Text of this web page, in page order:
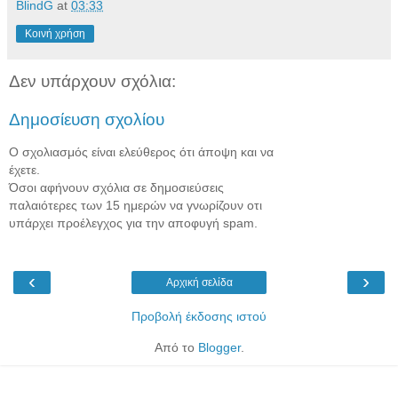
BlindG at 03:33
Κοινή χρήση
Δεν υπάρχουν σχόλια:
Δημοσίευση σχολίου
Ο σχολιασμός είναι ελεύθερος ότι άποψη και να
έχετε.
Όσοι αφήνουν σχόλια σε δημοσιεύσεις
παλαιότερες των 15 ημερών να γνωρίζουν οτι
υπάρχει προέλεγχος για την αποφυγή spam.
‹ ›
Αρχική σελίδα
Προβολή έκδοσης ιστού
Από το Blogger.